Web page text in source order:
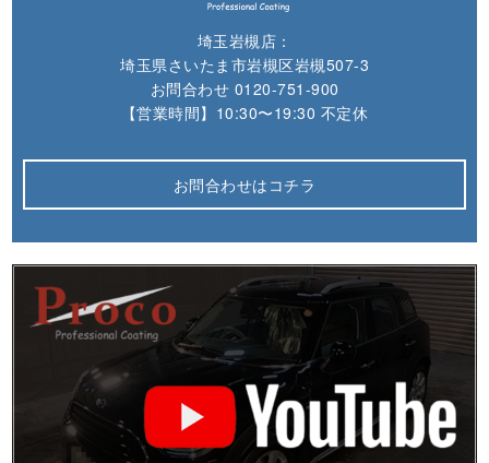
埼玉岩槻店：
埼玉県さいたま市岩槻区岩槻507-3
お問合わせ 0120-751-900
【営業時間】10:30〜19:30 不定休
お問合わせはコチラ